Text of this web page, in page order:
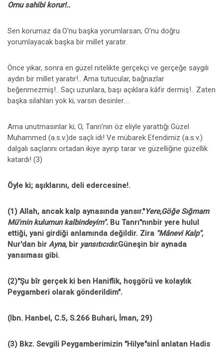
Ornu sahibi korur!..
Sen korumaz da.O'nu başka yorumlarsan; O'nu doğru
yorumlayacak başka bir millet yaratır.
Önce yıkar, sonra en güzel nitelikte gerçekçi ve gerçeğe saygılı
aydın bir millet yaratır!.. Ama tutucular, bağnazlar
beğenmezmiş!.. Saçı uzunlara, başı açıklara kâfir dermiş!.. Zaten
başka silahları yok ki; varsın desinler....
Ama unutmasınlar ki; O, Tanrı’nın öz eliyle yarattığı Güzel
Muhammed (a.s.v.)de saçlı idi! Ve mübarek Efendimiz (a.s.v.)
dalgalı saçlarını ortadan ikiye ayırıp tarar ve güzelliğine güzellik
katardı! (3)
Öyle ki; aşıklarını, deli edercesine!.
(1) Allah, ancak kalp aynasında yansır."Yere,Göğe Sığmam
Mü'min kulumun kalbindeyim". Bu Tanrı’'nınbir yere hulul
ettiği, yani girdiği anlamında değildir. Zira "Mânevi Kalp",
Nur'dan bir Ayna,bir yansıtıcıdır.Güneşin bir aynada
yansıması gibi.
(2)"Şu bîr gerçek ki ben Haniflik, hoşgörü ve kolaylık
Peygamberi olarak gönderildim".
(Ibn. Hanbel, C.5, S.266 Buhari, İman, 29)
(3) Bkz. Sevgili Peygamberimizin "Hilye"sinİ anlatan Hadis